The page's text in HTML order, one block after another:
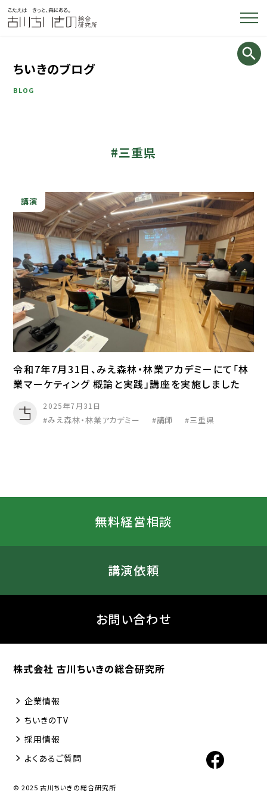
ちいきのブログ
BLOG
#三重県
講演
令和7年7月31日、みえ森林・林業アカデミーにて「林
業マーケティング 概論と実践」講座を実施しました
2025年7月31日
みえ森林・林業アカデミー 講師 三重県
無料経営相談
講演依頼
お問い合わせ
株式会社 古川ちいきの総合研究所
企業情報
ちいきのTV
採用情報
よくあるご質問
© 2025 古川ちいきの総合研究所